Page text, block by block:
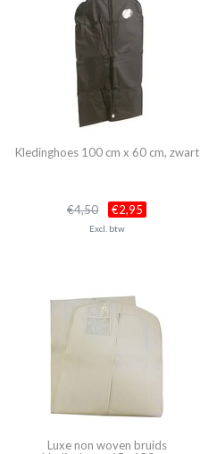
Kledinghoes 100 cm x 60 cm, zwart
€4,50 €2,95
Excl. btw
Luxe non woven bruids